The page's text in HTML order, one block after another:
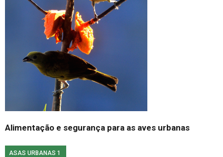
Alimentação e segurança para as aves urbanas
ASAS URBANAS 1